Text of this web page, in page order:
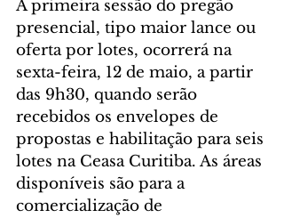
A primeira sessão do pregão
presencial, tipo maior lance ou
oferta por lotes, ocorrerá na
sexta-feira, 12 de maio, a partir
das 9h30, quando serão
recebidos os envelopes de
propostas e habilitação para seis
lotes na Ceasa Curitiba. As áreas
disponíveis são para a
comercialização de